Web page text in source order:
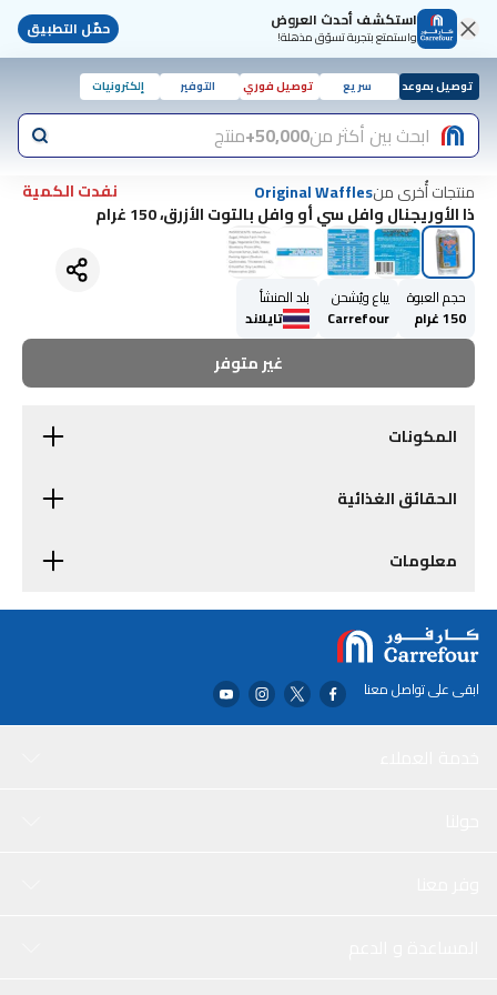
استكشف أحدث العروض
واستمتع بتجربة تسوّق مذهلة! حمّل التطبيق
توصيل بموعد سريع توصيل فوري التوفير إلكترونيات
ابحث بين أكثر من50,000+ منتج
منتجات أُخرى منOriginal Waffles
نفدت الكمية
ذا الأوريجنال وافل سي أو وافل بالتوت الأزرق، 150 غرام
حجم العبوة
150 غرام
يباع ويُشحن
Carrefour
بلد المنشأ
تايلاند
غير متوفر
المكونات
الحقائق الغذائية
معلومات
ابقى على تواصل معنا